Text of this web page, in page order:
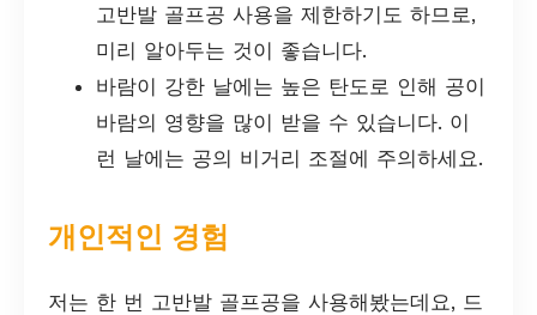
고반발 골프공 사용을 제한하기도 하므로,
미리 알아두는 것이 좋습니다.
바람이 강한 날에는 높은 탄도로 인해 공이
바람의 영향을 많이 받을 수 있습니다. 이
런 날에는 공의 비거리 조절에 주의하세요.
개인적인 경험
저는 한 번 고반발 골프공을 사용해봤는데요, 드